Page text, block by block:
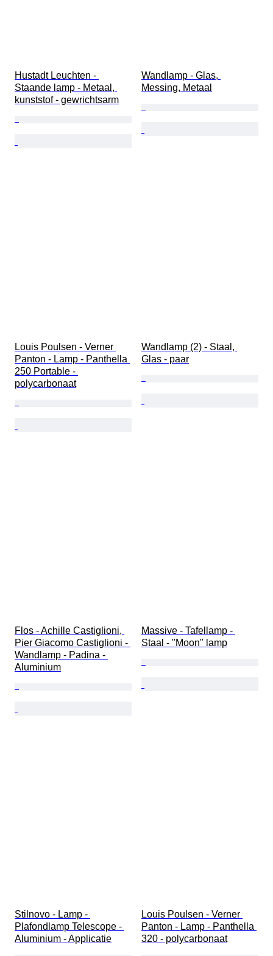
Hustadt Leuchten -
Staande lamp - Metaal,
kunststof - gewrichtsarm
Wandlamp - Glas,
Messing, Metaal
Louis Poulsen - Verner
Panton - Lamp - Panthella
250 Portable -
polycarbonaat
Wandlamp (2) - Staal,
Glas - paar
Flos - Achille Castiglioni,
Pier Giacomo Castiglioni -
Wandlamp - Padina -
Aluminium
Massive - Tafellamp -
Staal - "Moon" lamp
Stilnovo - Lamp -
Plafondlamp Telescope -
Aluminium - Applicatie
Louis Poulsen - Verner
Panton - Lamp - Panthella
320 - polycarbonaat